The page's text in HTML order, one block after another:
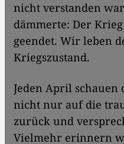
nicht verstanden
dämmerte: Der
geendet. Wir leben
Kriegszustand.
Jeden April schauen
nicht nur auf die
zurück und
Vielmehr erinnern